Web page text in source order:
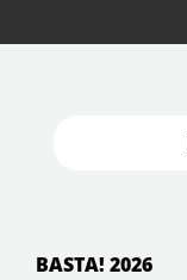
BASTA! 2026